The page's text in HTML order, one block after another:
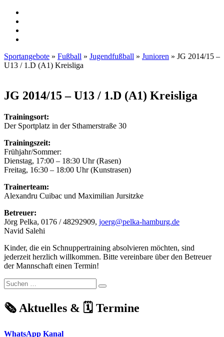
Sportangebote » Fußball » Jugendfußball » Junioren » JG 2014/15 –
U13 / 1.D (A1) Kreisliga
JG 2014/15 – U13 / 1.D (A1) Kreisliga
Trainingsort:
Der Sportplatz in der Sthamerstraße 30
Trainingszeit:
Frühjahr/Sommer:
Dienstag, 17:00 – 18:30 Uhr (Rasen)
Freitag, 16:30 – 18:00 Uhr (Kunstrasen)
Trainerteam:
Alexandru Cuibac und Maximilian Jursitzke
Betreuer:
Jörg Pelka, 0176 / 48292909, joerg@pelka-hamburg.de
Navid Salehi
Kinder, die ein Schnuppertraining absolvieren möchten, sind
jederzeit herzlich willkommen. Bitte vereinbare über den Betreuer
der Mannschaft einen Termin!
Suchen
nach:
Suchen
🗞️ Aktuelles & 🗓️ Termine
WhatsApp Kanal